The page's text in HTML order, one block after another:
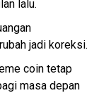
lalu.
jadi koreksi.
coin tetap
masa depan